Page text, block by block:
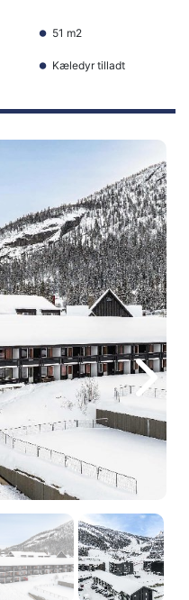
51 m2
Kæledyr tilladt